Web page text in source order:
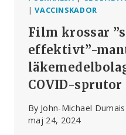
|VACCINSKADOR
Film krossar
effektivt”-
COVID-sprutor
By John-Michael
maj 24, 2024